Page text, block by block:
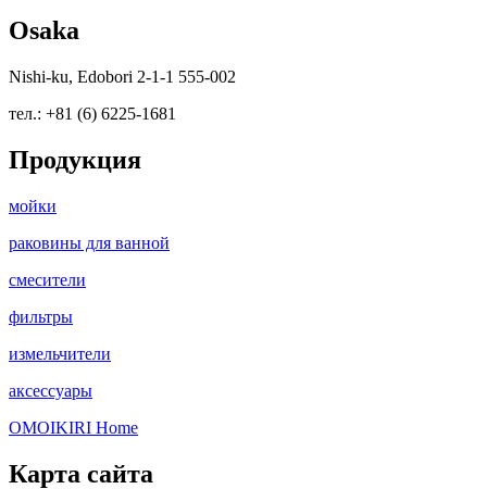
Osaka
Nishi-ku, Edobori 2-1-1 555-002
тел.: +81 (6) 6225-1681
Продукция
мойки
раковины для ванной
смесители
фильтры
измельчители
аксессуары
OMOIKIRI Home
Карта сайта